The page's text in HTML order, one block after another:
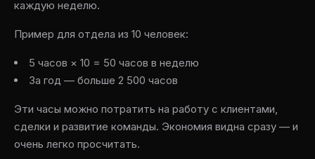
каждую неделю.
Пример для отдела из 10 человек:
5 часов × 10 = 50 часов в неделю
За год — больше 2 500 часов
Эти часы можно потратить на работу с клиентами,
сделки и развитие команды. Экономия видна сразу — и
очень легко просчитать.